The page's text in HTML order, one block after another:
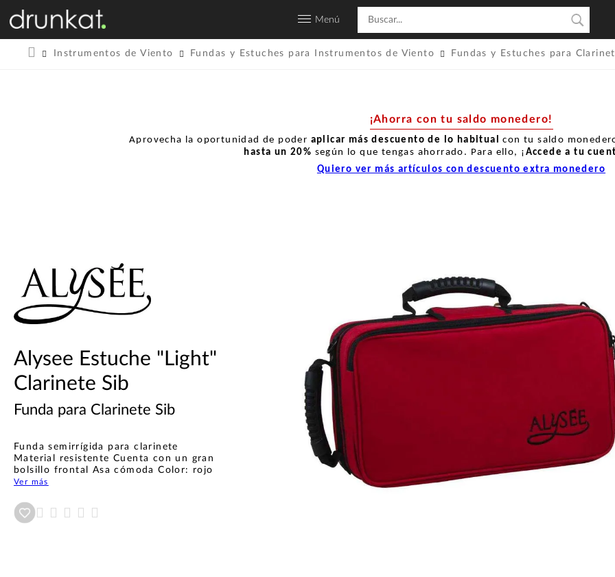
Menú
Instrumentos de Viento Fundas y Estuches para Instrumentos de Viento Fundas y Estuches para
¡Ahorra con tu saldo monedero!
Aprovecha la oportunidad de poder aplicar más descuento de lo habitual con tu saldo
hasta un 20% según lo que tengas ahorrado. Para ello, ¡ Accede a tu
Quiero ver más artículos con descuento extra monedero
Alysee Estuche "Light"
Clarinete Sib
Funda para Clarinete Sib
Funda semirrígida para clarinete
Material resistente Cuenta con un gran
bolsillo frontal Asa cómoda Color: rojo
Ver más